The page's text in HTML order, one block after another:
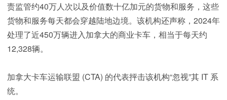
责监管约40万人次以及价值数十亿加元的货物和服务，这些
货物和服务每天都会穿越陆地边境。该机构还声称，2024年
处理了近450万辆进入加拿大的商业卡车，相当于每天约
12,328辆。
加拿大卡车运输联盟 (CTA) 的代表抨击该机构“忽视”其 IT 系
统。